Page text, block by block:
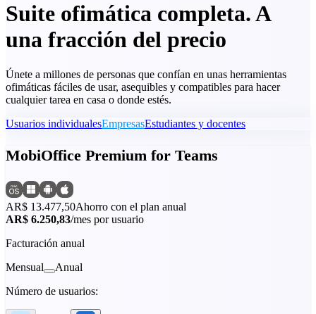
Suite ofimática completa. A
una fracción del precio
Únete a millones de personas que confían en unas herramientas
ofimáticas fáciles de usar, asequibles y compatibles para hacer
cualquier tarea en casa o donde estés.
Usuarios individualesEmpresasEstudiantes y docentes
MobiOffice Premium for Teams
AR$ 13.477,50Ahorro con el plan anual
AR$ 6.250,83/mes por usuario
Facturación anual
Mensual
Anual
Número de usuarios: